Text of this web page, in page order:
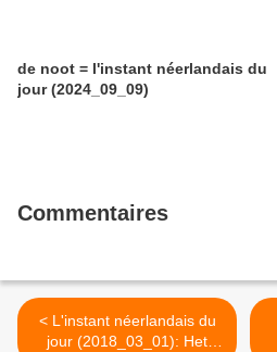
de noot = l'instant néerlandais du
jour (2024_09_09)
Commentaires
< L'instant néerlandais du
jour (2018_03_01): Het